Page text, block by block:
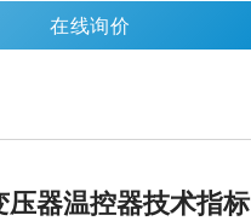
在线询价
压器温控器技术指标